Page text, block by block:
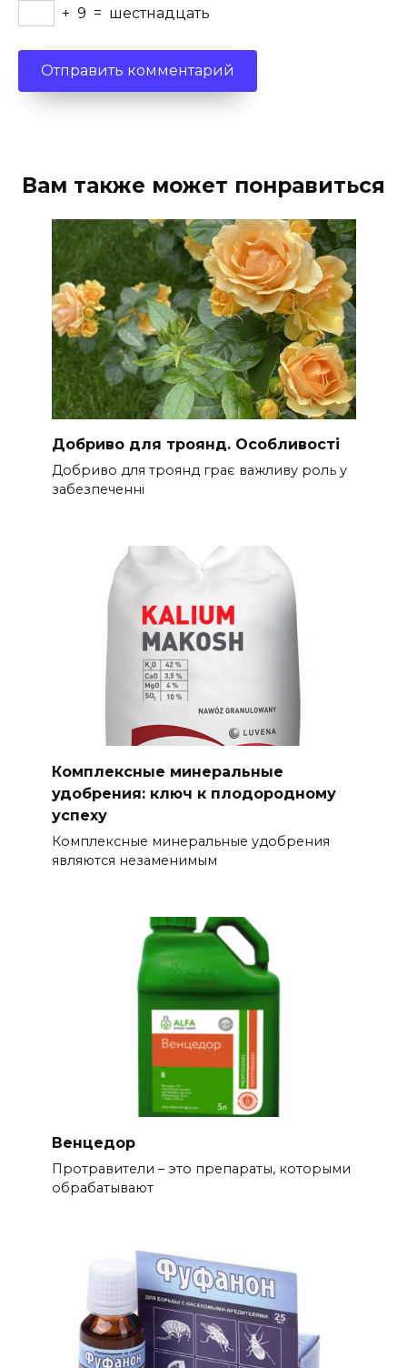
+ 9 = шестнадцать
Вам также может понравиться
Добриво для троянд. Особливості
Добриво для троянд грає важливу роль у
забезпеченні
Комплексные минеральные
удобрения: ключ к плодородному
успеху
Комплексные минеральные удобрения
являются незаменимым
Венцедор
Протравители – это препараты, которыми
обрабатывают